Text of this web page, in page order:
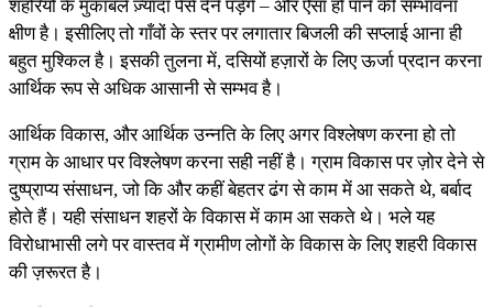
शहरियों के मुकाबले ज़्यादा पैसे देने पड़ेंगे – और ऐसा हो पाने की सम्भावना
क्षीण है। इसीलिए तो गाँवों के स्तर पर लगातार बिजली की सप्लाई आना ही
बहुत मुश्किल है। इसकी तुलना में, दसियों हज़ारों के लिए ऊर्जा प्रदान करना
आर्थिक रूप से अधिक आसानी से सम्भव है।
आर्थिक विकास, और आर्थिक उन्नति के लिए अगर विश्लेषण करना हो तो
ग्राम के आधार पर विश्लेषण करना सही नहीं है। ग्राम विकास पर ज़ोर देने से
दुष्प्राप्य संसाधन, जो कि और कहीं बेहतर ढंग से काम में आ सकते थे, बर्बाद
होते हैं। यही संसाधन शहरों के विकास में काम आ सकते थे। भले यह
विरोधाभासी लगे पर वास्तव में ग्रामीण लोगों के विकास के लिए शहरी विकास
की ज़रूरत है।